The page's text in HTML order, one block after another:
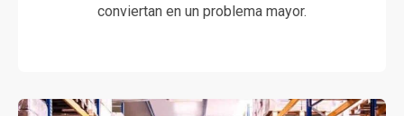
conviertan en un problema mayor.